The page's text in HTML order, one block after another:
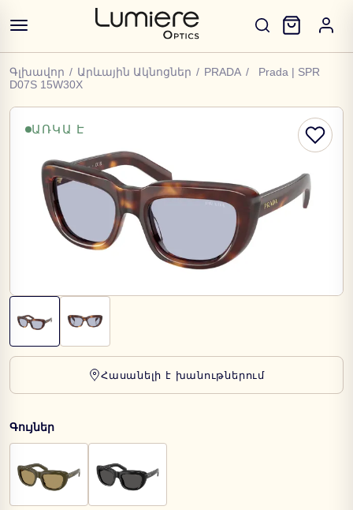
Գլխավոր / Արևային Ակնոցներ / PRADA /
Prada | SPR
D07S 15W30X
ԱՌԿԱ Է
Հասանելի է խանութներում
Գույներ